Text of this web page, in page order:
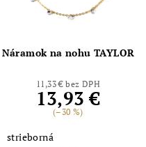
Náramok na nohu TAYLOR
11,33 € bez DPH
13,93 €
(–30 %)
strieborná